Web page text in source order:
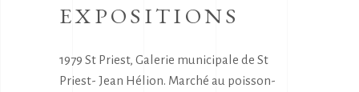
EXPOSITIONS
1979 St Priest, Galerie municipale de St
Priest- Jean Hélion. Marché au poisson-